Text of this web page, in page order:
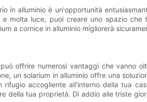
in alluminio è un'opportunità
molta luce, puoi creare uno spazio
a cornice in alluminio migliorerà
offrire numerosi vantaggi che vanno
un solarium in alluminio offre una
accogliente all'interno della tua
della tua proprietà. Dì addio alle triste